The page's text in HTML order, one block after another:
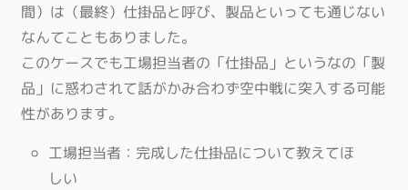
間）は（最終）仕掛品と呼び、製品といっても通じない
なんてこともありました。
このケースでも工場担当者の「仕掛品」というなの「製
品」に惑わされて話がかみ合わず空中戦に突入する可能
性があります。
工場担当者：完成した仕掛品について教えてほ
しい